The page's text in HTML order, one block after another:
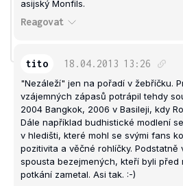
asijský Monfils.
Reagovat
tito 18.04.2013 13:26
"Nezáleží" jen na pořadí v žebříčku.
vzájemných zápasů potrápil tehdy
2004 Bangkok, 2006 v Basileji, kdy
Dále například budhistické modlení
v hledišti, které mohl se svými fans
pozitivita a věčné rohlíčky.
spousta bezejmených, kteří byli před
potkání zametal. Asi tak. :-)